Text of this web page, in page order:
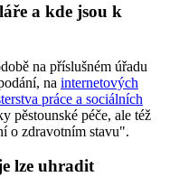
a kde jsou k
na příslušném úřadu
na internetových
práce a sociálních
pěstounské péče, ale též
o zdravotním stavu".
lze uhradit